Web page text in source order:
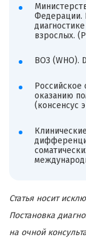
Федерации.
взрослых.
ВОЗ (WHO).
Российское
оказанию
(консенсус
Статья носит
Постановка
на очной